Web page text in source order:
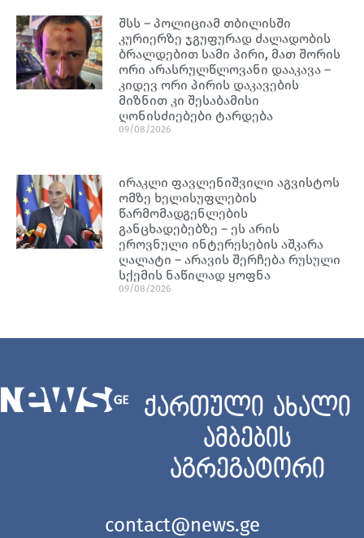
შსს – პოლიციამ თბილისში
კურიერზე ჯგუფურად ძალადობის
ბრალდებით სამი პირი, მათ შორის
ორი არასრულწლოვანი დააკავა –
კიდევ ორი პირის დაკავების
მიზნით კი შესაბამისი
ღონისძიებები ტარდება
09/08/2026
ირაკლი ფავლენიშვილი აგვისტოს
ომზე ხელისუფლების
წარმომადგენლების
განცხადებებზე – ეს არის
ეროვნული ინტერესების აშკარა
ღალატი – არავის შერჩება რუსული
სქემის ნაწილად ყოფნა
09/08/2026
ქართული ახალი
ამბების
აგრეგატორი
contact@news.ge